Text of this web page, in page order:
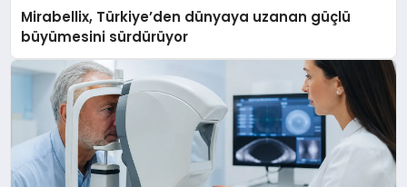
Mirabellix, Türkiye’den dünyaya uzanan güçlü
büyümesini sürdürüyor